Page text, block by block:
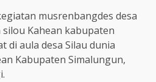
musrenbangdes desa
Kahean kabupaten
di aula desa Silau dunia
Kabupaten Simalungun,